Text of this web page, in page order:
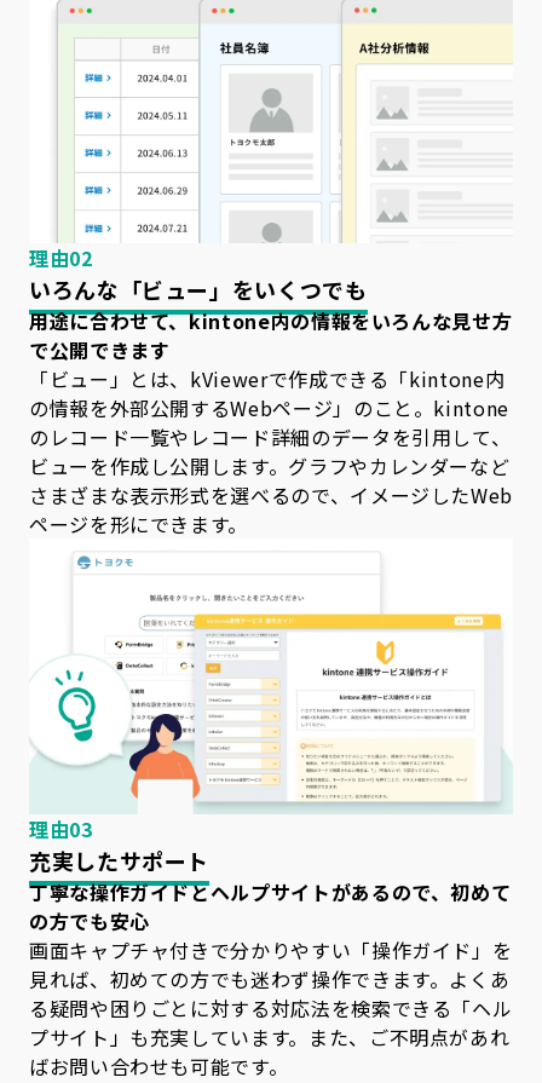
理由02
いろんな「ビュー」をいくつでも
用途に合わせて、kintone内の情報をいろんな見せ方
で公開できます
「ビュー」とは、kViewerで作成できる「kintone内
の情報を外部公開するWebページ」のこと。kintone
のレコード一覧やレコード詳細のデータを引用して、
ビューを作成し公開します。グラフやカレンダーなど
さまざまな表示形式を選べるので、イメージしたWeb
ページを形にできます。
理由03
充実したサポート
丁寧な操作ガイドとヘルプサイトがあるので、初めて
の方でも安心
画面キャプチャ付きで分かりやすい「操作ガイド」を
見れば、初めての方でも迷わず操作できます。よくあ
る疑問や困りごとに対する対応法を検索できる「ヘル
プサイト」も充実しています。また、ご不明点があれ
ばお問い合わせも可能です。